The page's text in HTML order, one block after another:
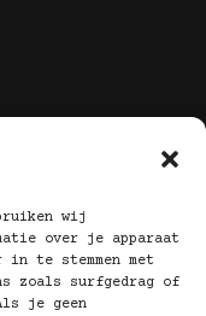
wij
over je apparaat
te stemmen met
zoals surfgedrag of
je geen